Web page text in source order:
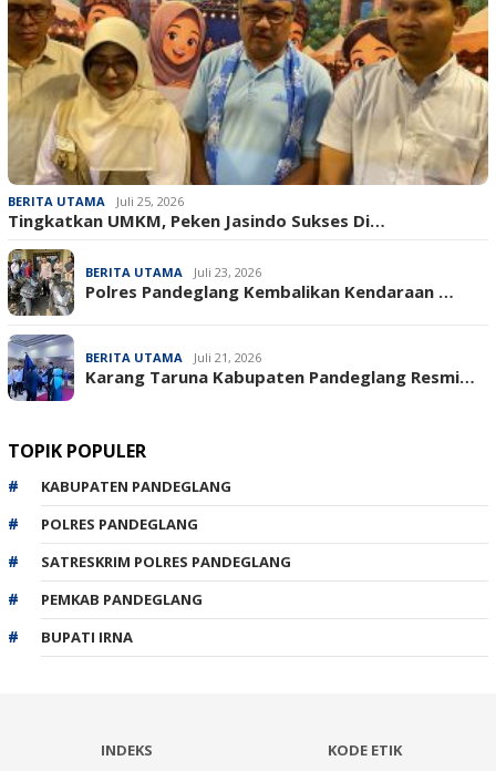
BERITA UTAMA Juli 25, 2026
Tingkatkan UMKM, Peken Jasindo Sukses Di…
BERITA UTAMA Juli 23, 2026
‎Polres Pandeglang Kembalikan Kendaraan …
BERITA UTAMA Juli 21, 2026
Karang Taruna Kabupaten Pandeglang Resmi…
TOPIK POPULER
KABUPATEN PANDEGLANG
POLRES PANDEGLANG
SATRESKRIM POLRES PANDEGLANG
PEMKAB PANDEGLANG
BUPATI IRNA
INDEKS KODE ETIK